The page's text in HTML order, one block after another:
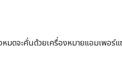
หมดจะคั่นด้วยเครื่องหมายแอมเพอร์